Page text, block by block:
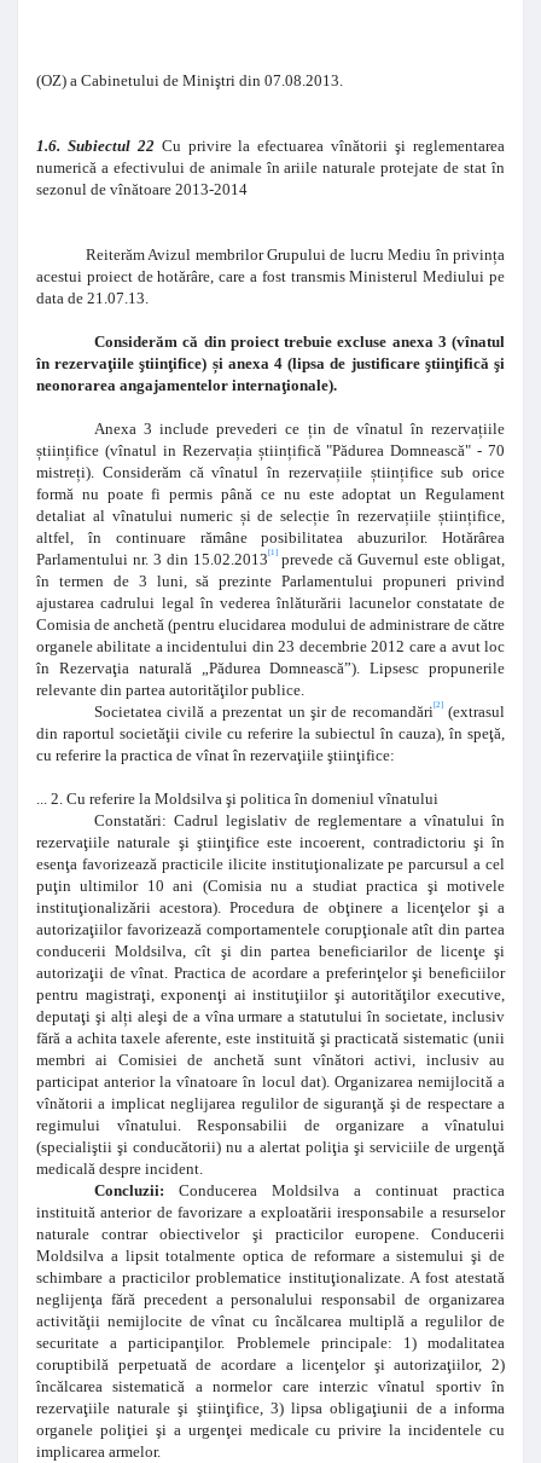
(OZ) a Cabinetului de Miniştri din 07.08.2013.
1.6. Subiectul 22Cu privire la efectuarea vînătorii şi reglementarea
numerică a efectivului de animale în ariile naturale protejate de stat în
sezonul de vînătoare 2013-2014
Reiterăm Avizul membrilor Grupului de lucru Mediu în privința
acestui proiect de hotărâre, care a fost transmis Ministerul Mediului pe
data de 21.07.13.
Considerăm că din proiect trebuie excluse anexa 3 (vînatul
în rezervaţiile ştiinţifice) și anexa 4 (lipsa de justificare ştiinţifică şi
neonorarea angajamentelor internaţionale).
Anexa 3 include prevederi ce țin de vînatul în rezervațiile
științifice (vînatul in Rezervația științifică "Pădurea Domnească" - 70
mistreți). Considerăm că vînatul în rezervațiile științifice sub orice
formă nu poate fi permis până ce nu este adoptat un Regulament
detaliat al vînatului numeric și de selecție în rezervațiileștiințifice,
altfel, în continuare rămâne posibilitatea abuzurilor. Hotărârea
Parlamentului nr. 3 din 15.02.2013[1]prevede că Guvernul este obligat,
în termen de 3 luni, să prezinte Parlamentului propuneri privind
ajustarea cadrului legal în vederea înlăturării lacunelor constatate de
Comisia de anchetă (pentru elucidarea modului de administrare de către
organele abilitate a incidentului din 23 decembrie 2012 care a avut loc
în Rezervaţia naturală „Pădurea Domnească”). Lipsesc propunerile
relevante din partea autorităţilor publice.
Societatea civilă a prezentat un şir de recomandări[2](extrasul
din raportul societăţii civile cu referire la subiectul în cauza), în speţă,
cu referire la practica de vînat în rezervaţiile ştiinţifice:
... 2. Cu referire la Moldsilva şi politica în domeniul vînatului
Constatări: Cadrul legislativ de reglementare a vînatului în
rezervaţiile naturale şi ştiinţifice este incoerent, contradictoriu şi în
esenţa favorizează practicile ilicite instituţionalizate pe parcursul a cel
puţin ultimilor 10 ani (Comisia nu a studiat practica şi motivele
instituţionalizării acestora). Procedura de obţinere a licenţelor şi a
autorizaţiilor favorizează comportamentele corupţionale atît din partea
conducerii Moldsilva, cît şi din partea beneficiarilor de licenţe şi
autorizaţii de vînat. Practica de acordare a preferinţelor şi beneficiilor
pentru magistraţi, exponenţi ai instituţiilor şi autorităţilor executive,
deputaţi şi alți aleşi de a vîna urmare a statutului în societate, inclusiv
fără a achita taxele aferente, este instituită şi practicată sistematic (unii
membri ai Comisiei de anchetă sunt vînători activi, inclusiv au
participat anterior la vînatoare în locul dat). Organizarea nemijlocită a
vînătorii a implicat neglijarea regulilor de siguranţă şi de respectare a
regimului vînatului. Responsabilii de organizare a vînatului
(specialiştii şi conducătorii) nu a alertat poliţia şi serviciile de urgenţă
medicală despre incident.
Concluzii: Conducerea Moldsilva a continuat practica
instituită anterior de favorizare a exploatării iresponsabile a resurselor
naturale contrar obiectivelor şi practicilor europene. Conducerii
Moldsilva a lipsit totalmente optica de reformare a sistemului şi de
schimbare a practicilor problematice instituţionalizate. A fost atestată
neglijenţa fără precedent a personalului responsabil de organizarea
activităţii nemijlocite de vînat cu încălcarea multiplă a regulilor de
securitate a participanţilor. Problemele principale: 1) modalitatea
coruptibilă perpetuată de acordare a licenţelor şi autorizaţiilor, 2)
încălcarea sistematică a normelor care interzic vînatul sportiv în
rezervaţiile naturale şi ştiinţifice, 3) lipsa obligaţiunii de a informa
organele poliţiei şi a urgenţei medicale cu privire la incidentele cu
implicarea armelor.